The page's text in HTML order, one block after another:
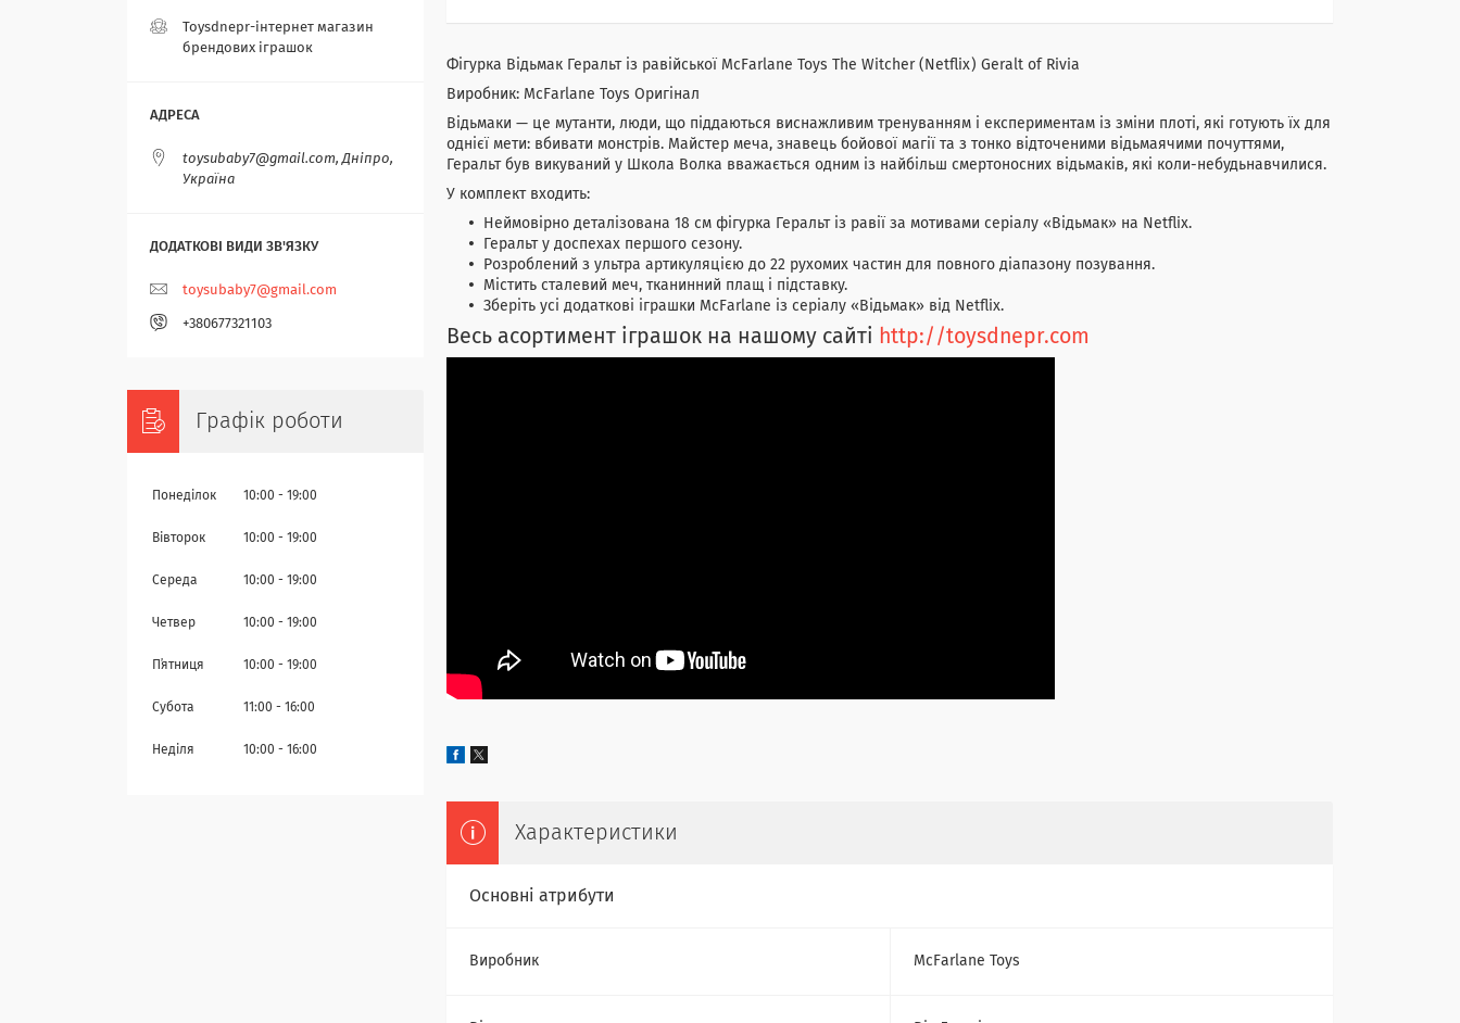
Фігурка Відьмак Геральт із равійської McFarlane Toys The Witcher (Netflix) Geralt of Rivia
Виробник: McFarlane Toys Оригінал
Відьмаки — це мутанти, люди, що піддаються виснажливим тренуванням і експериментам із зміни плоті, які готують їх для
однієї мети: вбивати монстрів. Майстер меча, знавець бойової магії та з тонко відточеними відьмаячими почуттями,
Геральт був викуваний у Школа Волка вважається одним із найбільш смертоносних відьмаків, які коли-небудьнавчилися.
У комплект входить:
Неймовірно деталізована 18 см фігурка Геральт із равії за мотивами серіалу «Відьмак» на Netflix.
Геральт у доспехах першого сезону.
Розроблений з ультра артикуляцією до 22 рухомих частин для повного діапазону позування.
Містить сталевий меч, тканинний плащ і підставку.
Зберіть усі додаткові іграшки McFarlane із серіалу «Відьмак» від Netflix.
Весь асортимент іграшок на нашому сайті http://toysdnepr.com
Характеристики
Основні атрибути
Виробник McFarlane Toys
Toysdnepr-інтернет магазин
брендових іграшок
toysubaby7@gmail.com, Дніпро,
Україна
toysubaby7@gmail.com
+380677321103
Графік роботи
Понеділок 10:00 19:00
Вівторок 10:00 19:00
Середа 10:00 19:00
Четвер 10:00 19:00
Пʼятниця 10:00 19:00
Субота 11:00 16:00
Неділя 10:00 16:00